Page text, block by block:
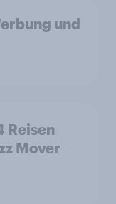
und
Reisen
Mover